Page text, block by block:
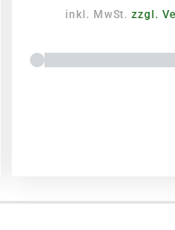
inkl. MwSt.zzgl.